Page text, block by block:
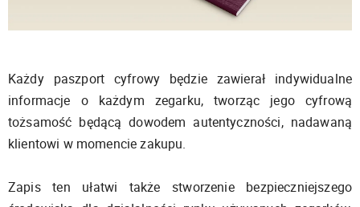
Każdy paszport cyfrowy będzie zawierał indywidualne
informacje o każdym zegarku, tworząc jego cyfrową
tożsamość będącą dowodem autentyczności, nadawaną
klientowi w momencie zakupu.
Zapis ten ułatwi także stworzenie bezpieczniejszego